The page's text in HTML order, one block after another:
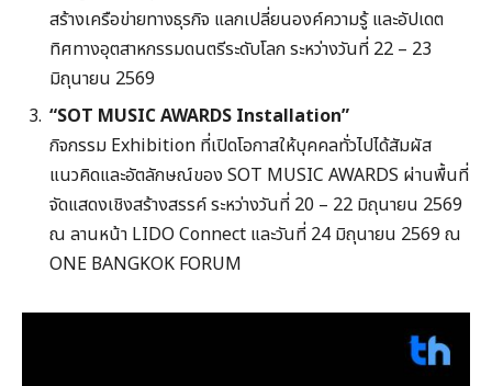
สร้างเครือข่ายทางธุรกิจ แลกเปลี่ยนองค์ความรู้ และอัปเดต
ทิศทางอุตสาหกรรมดนตรีระดับโลก ระหว่างวันที่ 22 – 23
มิถุนายน 2569
“SOT MUSIC AWARDS Installation”
กิจกรรม Exhibition ที่เปิดโอกาสให้บุคคลทั่วไปได้สัมผัส
แนวคิดและอัตลักษณ์ของ SOT MUSIC AWARDS ผ่านพื้นที่
จัดแสดงเชิงสร้างสรรค์ ระหว่างวันที่ 20 – 22 มิถุนายน 2569
ณ ลานหน้า LIDO Connect และวันที่ 24 มิถุนายน 2569 ณ
ONE BANGKOK FORUM